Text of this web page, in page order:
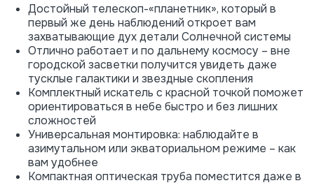
Достойный телескоп-«планетник», который в
первый же день наблюдений откроет вам
захватывающие дух детали Солнечной системы
Отлично работает и по дальнему космосу – вне
городской засветки получится увидеть даже
тусклые галактики и звездные скопления
Комплектный искатель с красной точкой поможет
ориентироваться в небе быстро и без лишних
сложностей
Универсальная монтировка: наблюдайте в
азимутальном или экваториальном режиме – как
вам удобнее
Компактная оптическая труба поместится даже в